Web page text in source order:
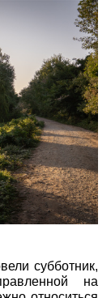
субботник,
на